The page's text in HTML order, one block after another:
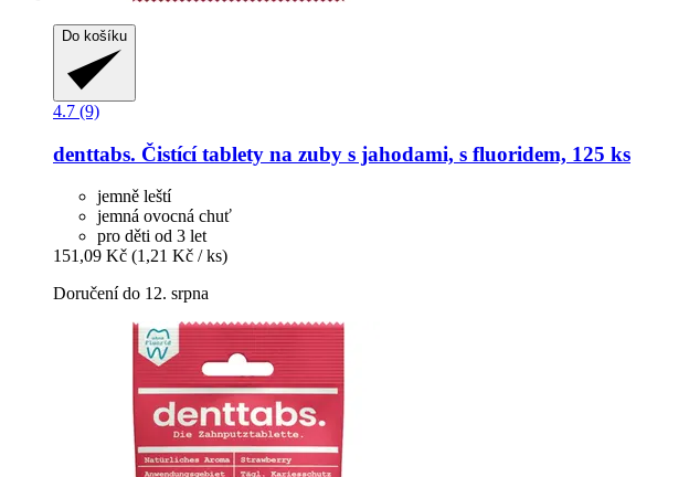
Do košíku
4.7 (9)
denttabs. Čistící tablety na zuby s jahodami, s fluoridem, 125 ks
jemně leští
jemná ovocná chuť
pro děti od 3 let
151,09 Kč (1,21 Kč / ks)
Doručení do 12. srpna